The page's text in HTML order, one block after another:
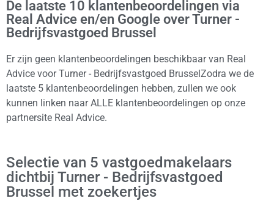
De laatste 10 klantenbeoordelingen via
Real Advice en/en Google over Turner -
Bedrijfsvastgoed Brussel
Er zijn geen klantenbeoordelingen beschikbaar van Real
Advice voor Turner - Bedrijfsvastgoed BrusselZodra we de
laatste 5 klantenbeoordelingen hebben, zullen we ook
kunnen linken naar ALLE klantenbeoordelingen op onze
partnersite Real Advice.
Selectie van 5 vastgoedmakelaars
dichtbij Turner - Bedrijfsvastgoed
Brussel met zoekertjes